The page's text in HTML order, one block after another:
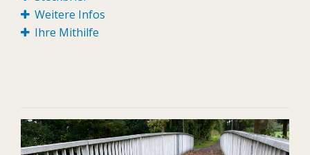
Weitere Infos
Ihre Mithilfe